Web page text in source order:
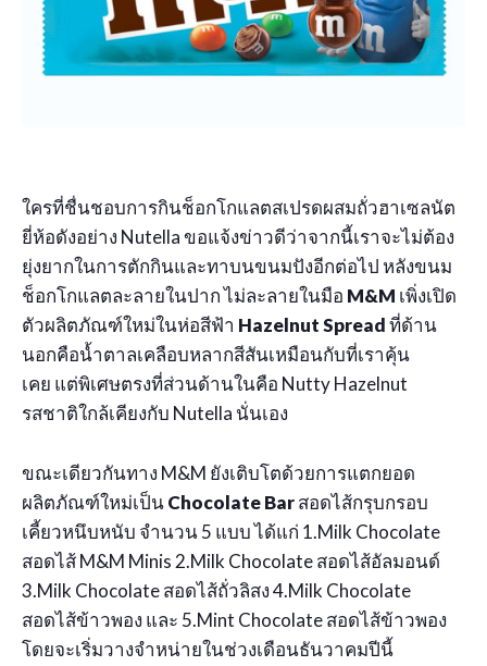
ใครที่ชื่นชอบการกินช็อกโกแลตสเปรดผสมถั่วฮาเซลนัต
ยี่ห้อดังอย่าง Nutella ขอแจ้งข่าวดีว่าจากนี้เราจะไม่ต้อง
ยุ่งยากในการตักกินและทาบนขนมปังอีกต่อไป หลังขนม
ช็อกโกแลตละลายในปาก ไม่ละลายในมือ M&M เพิ่งเปิด
ตัวผลิตภัณฑ์ใหม่ในห่อสีฟ้า Hazelnut Spreadที่ด้าน
นอกคือน้ำตาลเคลือบหลากสีสันเหมือนกับที่เราคุ้น
เคย แต่พิเศษตรงที่ส่วนด้านในคือ Nutty Hazelnut
รสชาติใกล้เคียงกับ Nutella นั่นเอง
ขณะเดียวกันทาง M&M ยังเติบโตด้วยการแตกยอด
ผลิตภัณฑ์ใหม่เป็นChocolate Barสอดไส้กรุบกรอบ
เคี้ยวหนึบหนับ จำนวน 5 แบบ ได้แก่ 1.Milk Chocolate
สอดไส้ M&M Minis 2.Milk Chocolate สอดไส้อัลมอนด์
3.Milk Chocolate สอดไส้ถั่วลิสง 4.Milk Chocolate
สอดไส้ข้าวพอง และ 5.Mint Chocolate สอดไส้ข้าวพอง
โดยจะเริ่มวางจำหน่ายในช่วงเดือนธันวาคมปีนี้